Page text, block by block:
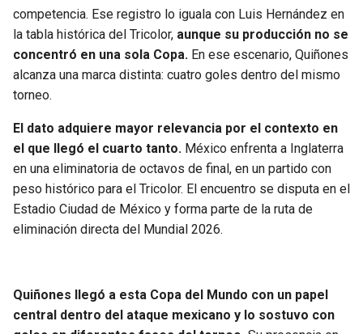
competencia. Ese registro lo iguala con Luis Hernández en
la tabla histórica del Tricolor, aunque su producción no se
concentró en una sola Copa. En ese escenario, Quiñones
alcanza una marca distinta: cuatro goles dentro del mismo
torneo.
El dato adquiere mayor relevancia por el contexto en
el que llegó el cuarto tanto. México enfrenta a Inglaterra
en una eliminatoria de octavos de final, en un partido con
peso histórico para el Tricolor. El encuentro se disputa en el
Estadio Ciudad de México y forma parte de la ruta de
eliminación directa del Mundial 2026.
Quiñones llegó a esta Copa del Mundo con un papel
central dentro del ataque mexicano y lo sostuvo con